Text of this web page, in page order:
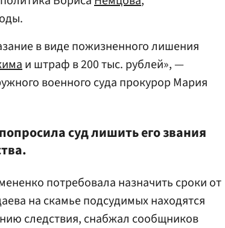
в виде пожизненного лишения
и штраф в 200 тыс. рублей», —
военного суда прокурор Мария
суд лишить его звания
потребовала назначить сроки от
на скамье подсудимых находятся
следствия, снабжал сообщников